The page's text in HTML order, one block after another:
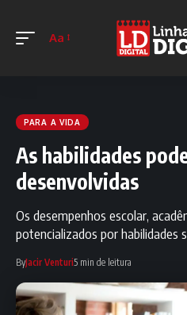
Aa
PARA A VIDA
As habilidades
desenvolvidas
Os desempenhos escolar,
potencializados por habilidades
ByJacir Venturi5 min de leitura